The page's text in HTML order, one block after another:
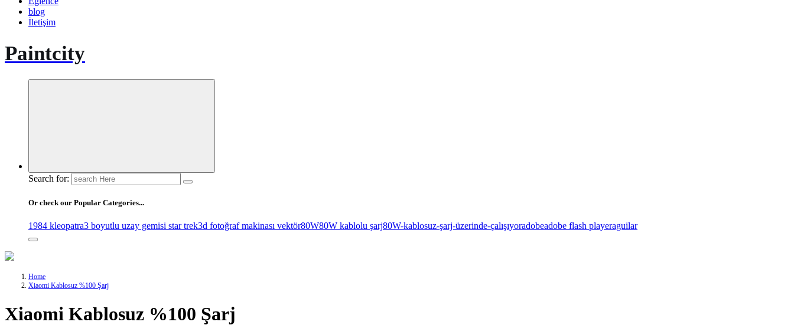
blog
İletişim
Paintcity
Search for:
Or check our Popular Categories...
1984 kleopatra3 boyutlu uzay gemisi star trek3d fotoğraf makinası vektör80W80W kablolu şarj80W-kablosuz-şarj-üzerinde-çalışıyoradobeadobe flash playeraguilar
Home
Xiaomi Kablosuz %100 Şarj
Xiaomi Kablosuz %100 Şarj